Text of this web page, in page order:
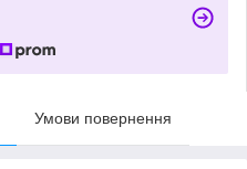
Умови повернення